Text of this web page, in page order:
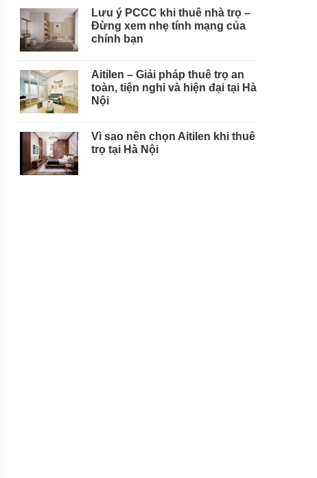
Lưu ý PCCC khi thuê nhà trọ –
Đừng xem nhẹ tính mạng của
chính bạn
Aitilen – Giải pháp thuê trọ an
toàn, tiện nghi và hiện đại tại Hà
Nội
Vì sao nên chọn Aitilen khi thuê
trọ tại Hà Nội